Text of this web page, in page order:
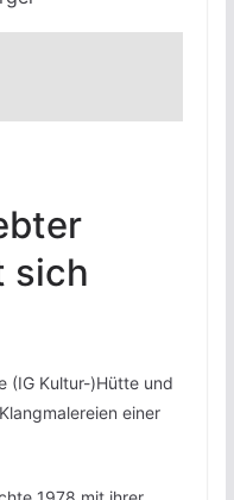
sich
(IG Kultur-)Hütte und
einer